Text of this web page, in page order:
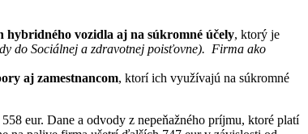
hybridného vozidla aj na súkromné účely, ktorý je
do Sociálnej a zdravotnej poisťovne). Firma ako
aj zamestnancom, ktorí ich využívajú na súkromné
eur. Dane a odvody z nepeňažného príjmu, ktoré platí